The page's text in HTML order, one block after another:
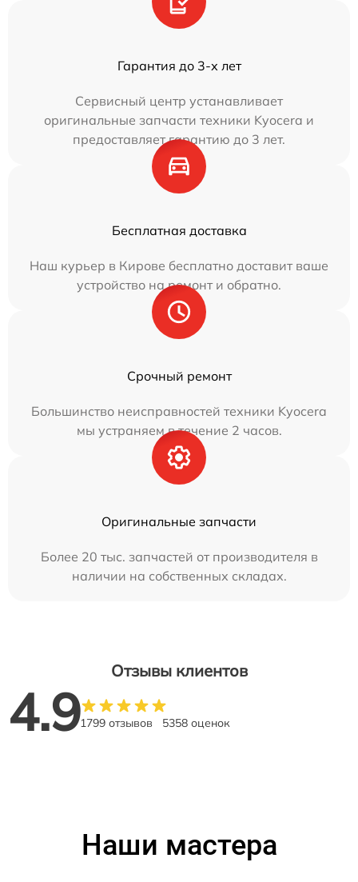
Гарантия до 3-х лет
Сервисный центр устанавливает
оригинальные запчасти техники Kyocera и
предоставляет гарантию до 3 лет.
Бесплатная доставка
Наш курьер в Кирове бесплатно доставит ваше
устройство на ремонт и обратно.
Срочный ремонт
Большинство неисправностей техники Kyocera
мы устраняем в течение 2 часов.
Оригинальные запчасти
Более 20 тыс. запчастей от производителя в
наличии на собственных складах.
Отзывы клиентов
4.91799 отзывов 5358 оценок
Наши мастера